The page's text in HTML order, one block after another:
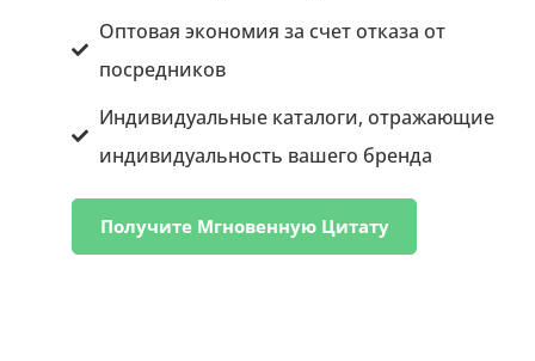
Оптовая экономия за счет отказа от
посредников
Индивидуальные каталоги, отражающие
индивидуальность вашего бренда
Получите Мгновенную Цитату